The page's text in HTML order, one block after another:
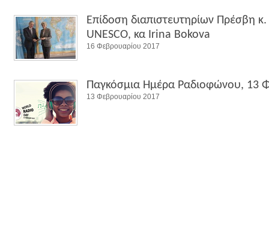
Επίδοση διαπιστευτηρίων Πρέσβη
UNESCO, κα Irina Bokova
16 Φεβρουαρίου 2017
Παγκόσμια Ημέρα Ραδιοφώνου, 13
13 Φεβρουαρίου 2017